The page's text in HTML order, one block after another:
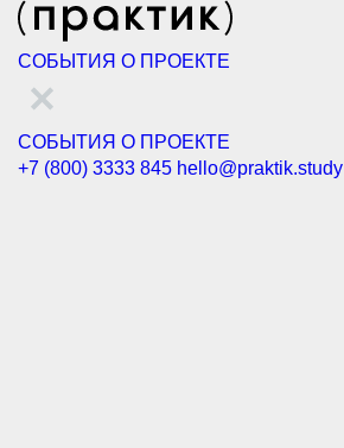
СОБЫТИЯ О ПРОЕКТЕ
СОБЫТИЯ О ПРОЕКТЕ
+7 (800) 3333 845 hello@praktik.study